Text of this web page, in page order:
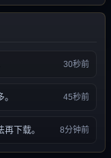
30秒前
45秒前
下载。 8分钟前